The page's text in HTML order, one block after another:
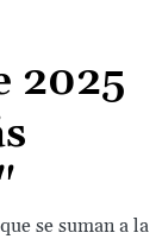
2025
se suman a la